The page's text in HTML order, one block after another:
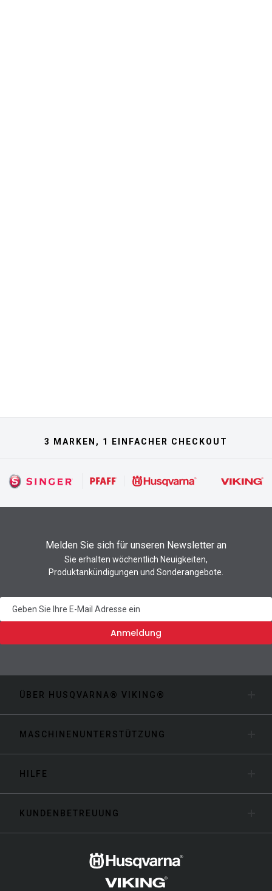
3 MARKEN, 1 EINFACHER CHECKOUT
Melden Sie sich für unseren Newsletter an
Sie erhalten wöchentlich Neuigkeiten,
Produktankündigungen und Sonderangebote.
Newsletter
Anmeldung
ÜBER HUSQVARNA® VIKING®
MASCHINENUNTERSTÜTZUNG
HILFE
KUNDENBETREUUNG